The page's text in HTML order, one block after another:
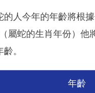
人今年的年齡將根
屬蛇的生肖年份）
。
年齡